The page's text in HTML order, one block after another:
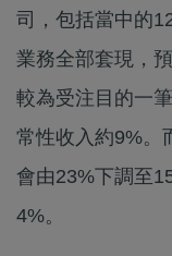
司，包括當中的
業務全部套現，
較為受注目的一
常性收入約9%。
會由23%下調至
4%。